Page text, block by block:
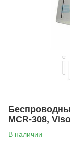
MCR-308,
В наличии